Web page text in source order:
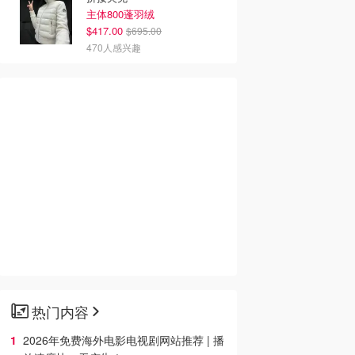
主体800蓬羽绒
$417.00 $695.00
470人感兴趣
热门内容
2026年免费海外电影电视剧网站推荐 | 播